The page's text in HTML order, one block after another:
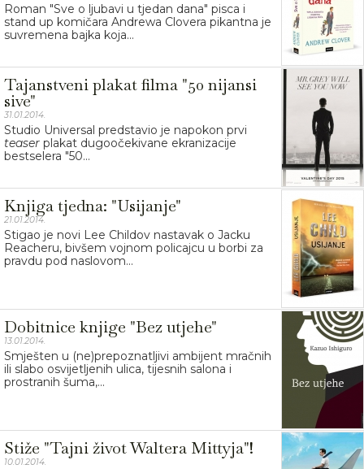
Roman "Sve o ljubavi u tjedan dana" pisca i
stand up komičara Andrewa Clovera pikantna je
suvremena bajka koja...
Tajanstveni plakat filma "50 nijansi
sive"
31.01.2014.
Studio Universal predstavio je napokon prvi
teaser plakat dugoočekivane ekranizacije
bestselera "50...
Knjiga tjedna: "Usijanje"
21.01.2014.
Stigao je novi Lee Childov nastavak o Jacku
Reacheru, bivšem vojnom policajcu u borbi za
pravdu pod naslovom...
Dobitnice knjige "Bez utjehe"
13.01.2014.
Smješten u (ne)prepoznatljivi ambijent mračnih
ili slabo osvijetljenih ulica, tijesnih salona i
prostranih šuma,...
Stiže "Tajni život Waltera Mittyja"!
10.01.2014.